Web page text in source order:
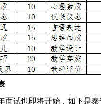
面试也即将开始，如下是泰